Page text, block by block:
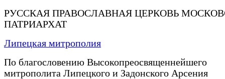
РУССКАЯ ПРАВОСЛАВНАЯ ЦЕРКОВЬ
ПАТРИАРХАТ
Липецкая митрополия
По благословению Высокопреосвященнейшего
митрополита Липецкого и Задонского Арсения